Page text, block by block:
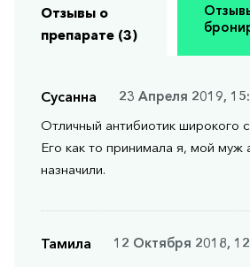
Отзывы о
препарате (3)
Сусанна
23 Апреля 2019,
Отличный антибиотик широкого
Его как то принимала я, мой муж
назначили.
Тамила
12 Октября 2018,